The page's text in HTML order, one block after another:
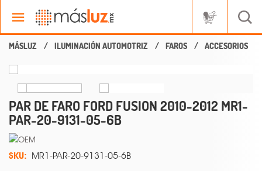
ILUMINACIÓN AUTOMOTRIZ FAROS ACCESORIOS
PAR DE FARO FORD FUSION 2010-2012 MR1-
PAR-20-9131-05-6B
SKU: MR1-PAR-20-9131-05-6B